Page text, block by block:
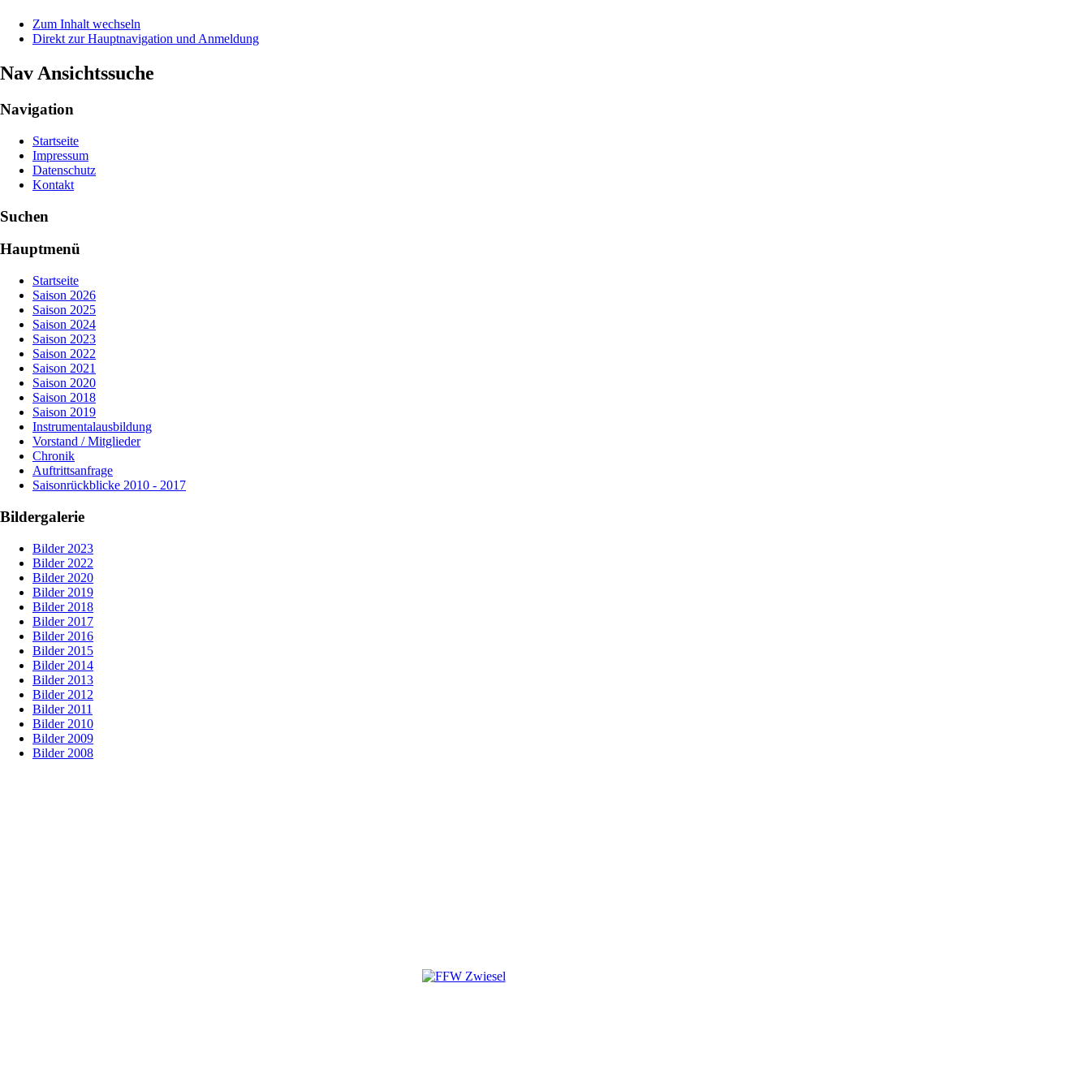
Zum Inhalt wechseln
Direkt zur Hauptnavigation und Anmeldung
Nav Ansichtssuche
Navigation
Startseite
Impressum
Datenschutz
Kontakt
Suchen
Hauptmenü
Startseite
Saison 2026
Saison 2025
Saison 2024
Saison 2023
Saison 2022
Saison 2021
Saison 2020
Saison 2018
Saison 2019
Instrumentalausbildung
Vorstand / Mitglieder
Chronik
Auftrittsanfrage
Saisonrückblicke 2010 - 2017
Bildergalerie
Bilder 2023
Bilder 2022
Bilder 2020
Bilder 2019
Bilder 2018
Bilder 2017
Bilder 2016
Bilder 2015
Bilder 2014
Bilder 2013
Bilder 2012
Bilder 2011
Bilder 2010
Bilder 2009
Bilder 2008